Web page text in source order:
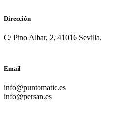
Dirección
C/ Pino Albar, 2, 41016 Sevilla.
Email
info@puntomatic.es
info@persan.es